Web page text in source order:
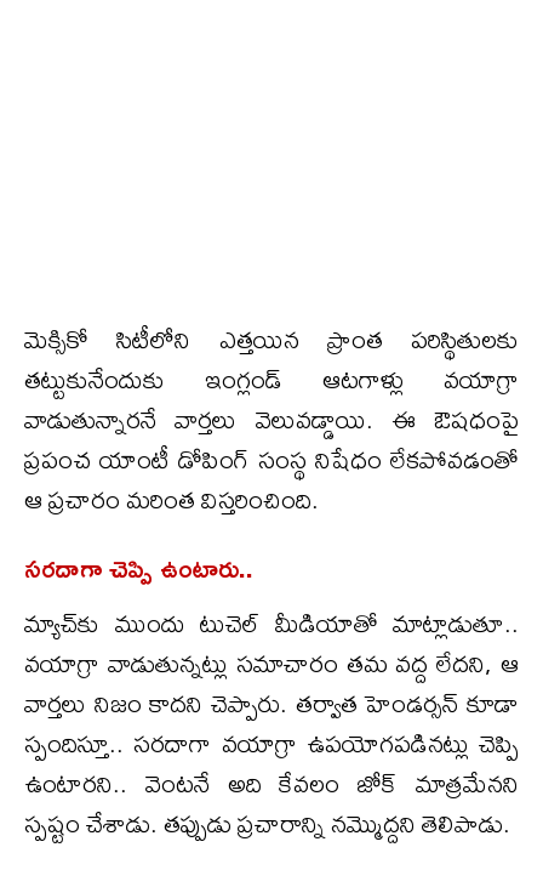
మెక్సికో సిటీలోని ఎత్తయిన ప్రాంత పరిస్థితులకు
తట్టుకునేందుకు ఇంగ్లండ్ ఆటగాళ్లు వయాగ్రా
వాడుతున్నారనే వార్తలు వెలువడ్డాయి. ఈ ఔషధంపై
ప్రపంచ యాంటీ డోపింగ్ సంస్థ నిషేధం లేకపోవడంతో
ఆ ప్రచారం మరింత విస్తరించింది.
సరదాగా చెప్పి ఉంటారు..
మ్యాచ్‌కు ముందు టుచెల్ మీడియాతో మాట్లాడుతూ..
వయాగ్రా వాడుతున్నట్లు సమాచారం తమ వద్ద లేదని, ఆ
వార్తలు నిజం కాదని చెప్పారు. తర్వాత హెండర్సన్ కూడా
స్పందిస్తూ.. సరదాగా వయాగ్రా ఉపయోగపడినట్లు చెప్పి
ఉంటారని.. వెంటనే అది కేవలం జోక్ మాత్రమేనని
స్పష్టం చేశాడు. తప్పుడు ప్రచారాన్ని నమ్మొద్దని తెలిపాడు.